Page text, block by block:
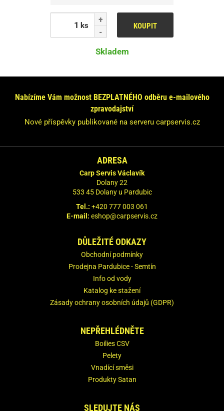
ks KOUPIT
Skladem
Nabízíme Vám možnost BEZPLATNÉHO odběru e-mailového
zpravodajství
Nové příspěvky publikované na serveru carpservis.cz
ADRESA
Carp Servis Václavík
Dolany 22
533 45 Dolany u Pardubic
Tel.: +420 777 003 061
E-mail: eshop@carpservis.cz
DŮLEŽITÉ ODKAZY
Obchodní podmínky
Prodejna Pardubice - Semtín
Info od vody
Katalog ke stažení
Zásady ochrany osobních údajů (GDPR)
NEPŘEHLÉDNĚTE
Boilies CSV
Pelety
Vnadící směsi
Produkty Satan
SLEDUJTE NÁS